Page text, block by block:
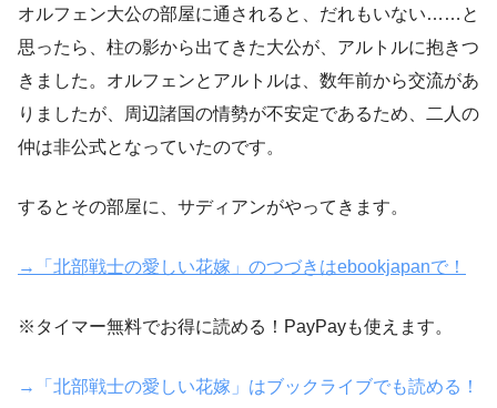
オルフェン大公の部屋に通されると、だれもいない……と
思ったら、柱の影から出てきた大公が、アルトルに抱きつ
きました。オルフェンとアルトルは、数年前から交流があ
りましたが、周辺諸国の情勢が不安定であるため、二人の
仲は非公式となっていたのです。
するとその部屋に、サディアンがやってきます。
→「北部戦士の愛しい花嫁」のつづきはebookjapanで！
※タイマー無料でお得に読める！PayPayも使えます。
→「北部戦士の愛しい花嫁」はブックライブでも読める！